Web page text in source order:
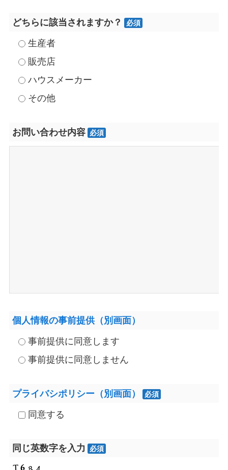
どちらに該当されますか？ 必須
生産者
販売店
ハウスメーカー
その他
お問い合わせ内容 必須
個人情報の事前提供（別画面）
事前提供に同意します
事前提供に同意しません
プライバシポリシー（別画面） 必須
同意する
同じ英数字を入力 必須